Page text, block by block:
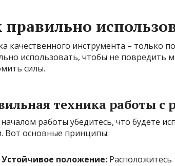
правильно
качественного инструмента – только
использовать, чтобы не повредить
силы.
техника работы
работы убедитесь, что будете
Вот основные принципы:
Устойчивое положение: